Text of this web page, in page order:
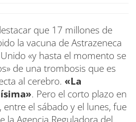
que 17 millones de
la vacuna de Astrazeneca
«y hasta el momento se
de una trombosis que es
al cerebro. «La
. Pero el corto plazo en
entre el sábado y el lunes, fue
la Agencia Reguladora del